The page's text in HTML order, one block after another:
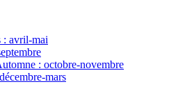
: avril-mai
: octobre-novembre
mars